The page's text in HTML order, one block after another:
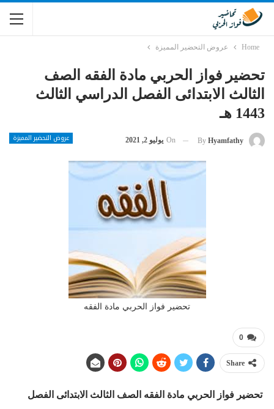
Home عروض التحضير المميزة
تحضير فواز الحربي مادة الفقه الصف
الثالث الابتدائى الفصل الدراسي الثالث
1443 هـ
عروض التحضير المميزة By Hyamfathy
On يوليو 2, 2021
تحضير فواز الحربي مادة الفقه
0
Share
تحضير فواز الحربي مادة الفقه الصف الثالث الابتدائى الفصل